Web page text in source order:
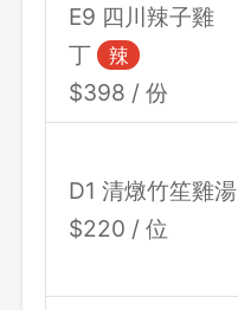
E9 四川辣子雞
丁 辣
$398 / 份
D1 清燉竹笙雞湯
$220 / 位